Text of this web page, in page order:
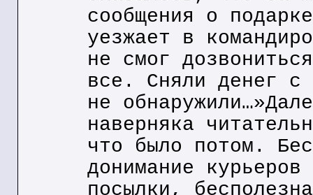
сообщения о
уезжает в
не смог
все. Сняли денег с
не
наверняка
что было потом.
донимание
посылки,